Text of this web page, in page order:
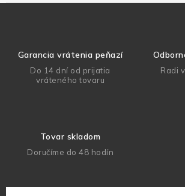
Garancia vrátenia peňazí
Do 14 dní od prijatia
vráteného tovaru
Radi
Tovar skladom
Doručíme do 48 hodín